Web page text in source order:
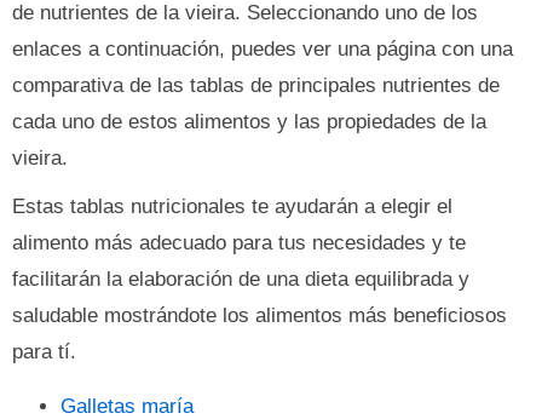
de nutrientes de la vieira. Seleccionando uno de los
enlaces a continuación, puedes ver una página con una
comparativa de las tablas de principales nutrientes de
cada uno de estos alimentos y las propiedades de la
vieira.
Estas tablas nutricionales te ayudarán a elegir el
alimento más adecuado para tus necesidades y te
facilitarán la elaboración de una dieta equilibrada y
saludable mostrándote los alimentos más beneficiosos
para tí.
Galletas maría